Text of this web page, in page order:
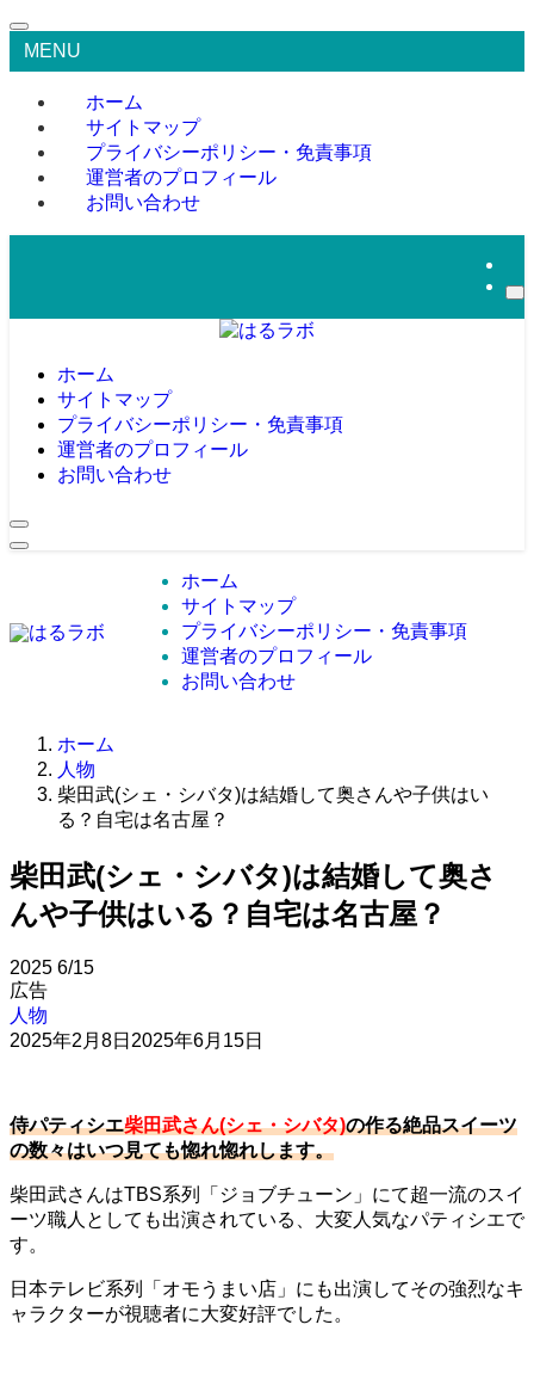
MENU
ホーム
サイトマップ
プライバシーポリシー・免責事項
運営者のプロフィール
お問い合わせ
ホーム
サイトマップ
プライバシーポリシー・免責事項
運営者のプロフィール
お問い合わせ
ホーム
サイトマップ
プライバシーポリシー・免責事項
運営者のプロフィール
お問い合わせ
ホーム
人物
柴田武(シェ・シバタ)は結婚して奥さんや子供はい
る？自宅は名古屋？
柴田武(シェ・シバタ)は結婚して奥さ
んや子供はいる？自宅は名古屋？
2025 6/15
広告
人物
2025年2月8日 2025年6月15日
侍パティシエ柴田武さん(シェ・シバタ)の作る絶品スイーツ
の数々はいつ見ても惚れ惚れします。
柴田武さんはTBS系列「ジョブチューン」にて超一流のスイ
ーツ職人としても出演されている、大変人気なパティシエで
す。
日本テレビ系列「オモうまい店」にも出演してその強烈なキ
ャラクターが視聴者に大変好評でした。